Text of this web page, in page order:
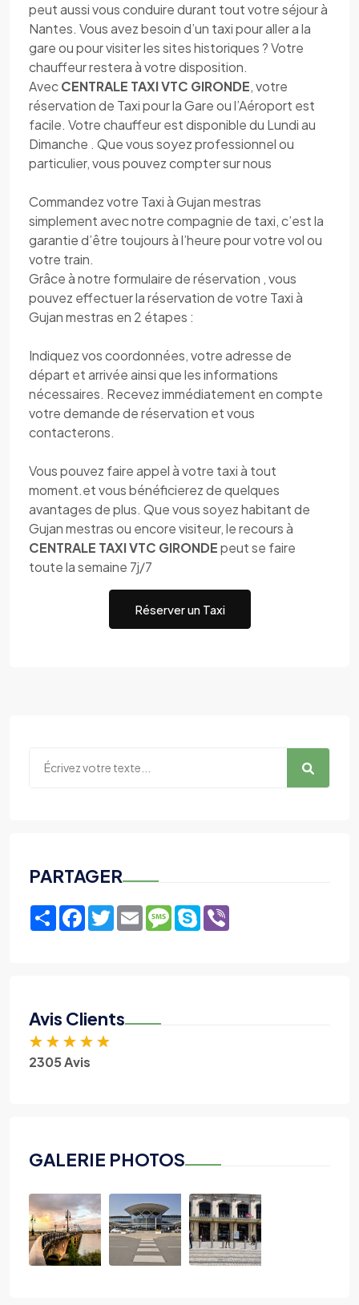
peut aussi vous conduire durant tout votre séjour à
Nantes. Vous avez besoin d’un taxi pour aller a la
gare ou pour visiter les sites historiques ? Votre
chauffeur restera à votre disposition.
AvecCENTRALE TAXI VTC GIRONDE, votre
réservation de Taxi pour la Gare ou l’Aéroport est
facile. Votre chauffeur est disponible du Lundi au
Dimanche . Que vous soyez professionnel ou
particulier, vous pouvez compter sur nous
Commandez votre Taxi à Gujan mestras
simplement avec notre compagnie de taxi, c’est la
garantie d’être toujours à l’heure pour votre vol ou
votre train.
Grâce à notre formulaire de réservation , vous
pouvez effectuer la réservation de votre Taxi à
Gujan mestras en 2 étapes :
Indiquez vos coordonnées, votre adresse de
départ et arrivée ainsi que les informations
nécessaires. Recevez immédiatement en compte
votre demande de réservation et vous
contacterons.
Vous pouvez faire appel à votre taxi à tout
moment.et vous bénéficierez de quelques
avantages de plus. Que vous soyez habitant de
Gujan mestras ou encore visiteur, le recours à
CENTRALE TAXI VTC GIRONDEpeut se faire
toute la semaine 7j/7
Réserver un Taxi
PARTAGER
ShareFacebook
TwitterEmailMessage
Skype
Avis Clients
★ ★ ★ ★ ★
2305 Avis
GALERIE PHOTOS